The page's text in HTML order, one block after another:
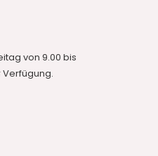
von 9.00 bis
Verfügung.